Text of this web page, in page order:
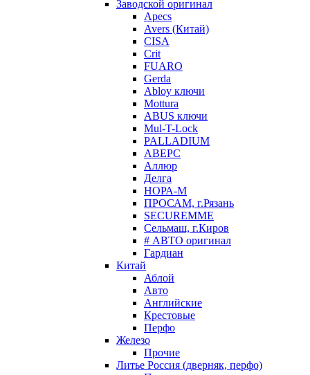
Заводской оригинал
Apecs
Avers (Китай)
CISA
Crit
FUARO
Gerda
Abloy ключи
Mottura
ABUS ключи
Mul-T-Lock
PALLADIUM
АВЕРС
Аллюр
Делга
НОРА-М
ПРОСАМ, г.Рязань
SECUREMME
Сельмаш, г.Киров
# АВТО оригинал
Гардиан
Китай
Аблой
Авто
Английские
Крестовые
Перфо
Железо
Прочие
Литье Россия (дверняк, перфо)